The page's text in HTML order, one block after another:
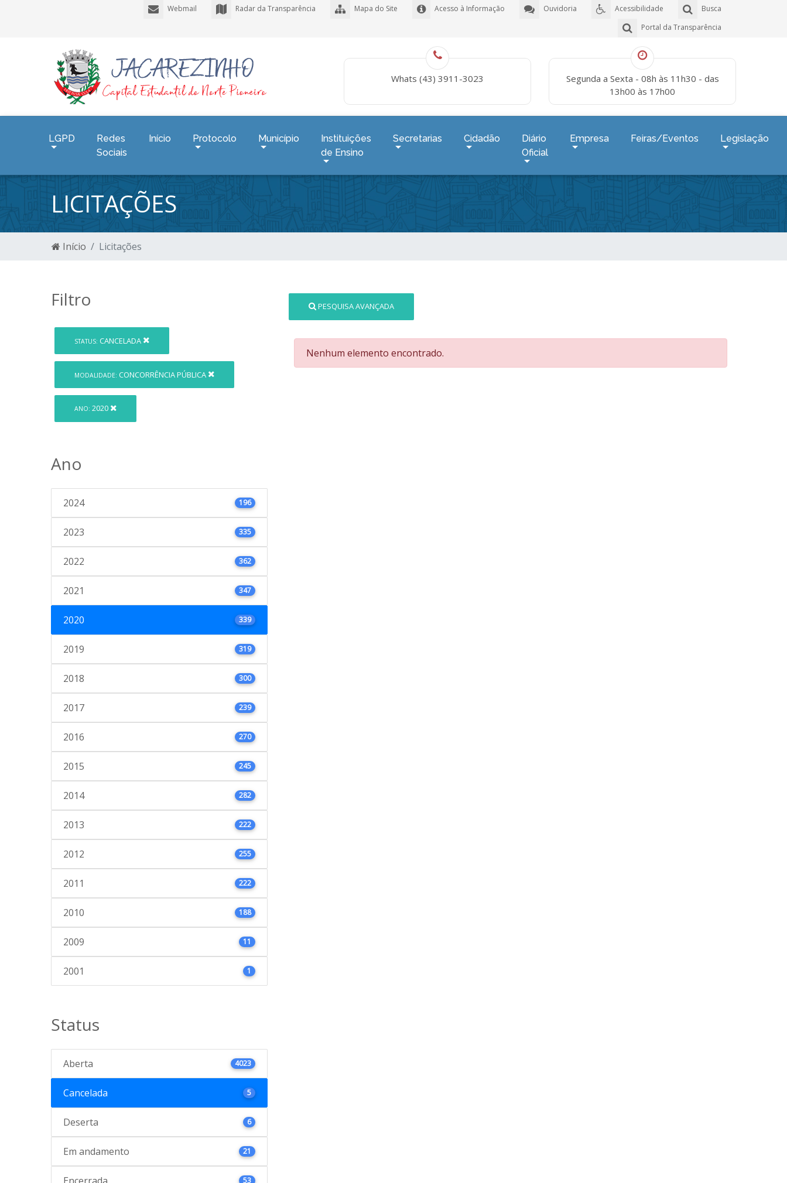
Busca
Acessibilidade
Ouvidoria
Acesso à Informação
Mapa do Site
Radar da Transparência
Webmail
Portal da Transparência
Whats (43) 3911-3023
Segunda a Sexta - 08h às 11h30 - das
13h00 às 17h00
LGPD
Redes
Sociais
Início Protocolo Município
Instituições
de Ensino
Secretarias Cidadão
Diário
Oficial
Empresa Feiras/Eventos Legislação
LICITAÇÕES
Início Licitações
Filtro
STATUS: CANCELADA
MODALIDADE: CONCORRÊNCIA PÚBLICA
ANO: 2020
Ano
2024 196
2023 335
2022 362
2021 347
2020 339
2019 319
2018 300
2017 239
2016 270
2015 245
2014 282
2013 222
2012 255
2011 222
2010 188
2009 11
2001 1
Status
Aberta 4023
Cancelada 5
Deserta 6
Em andamento 21
53
PESQUISA AVANÇADA
Nenhum elemento encontrado.